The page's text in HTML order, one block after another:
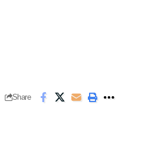
Share